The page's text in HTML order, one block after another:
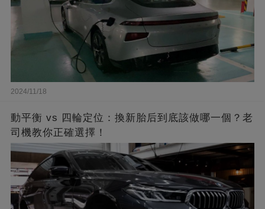
2024/11/18
動平衡 vs 四輪定位：換新胎后到底該做哪一個？老
司機教你正確選擇！